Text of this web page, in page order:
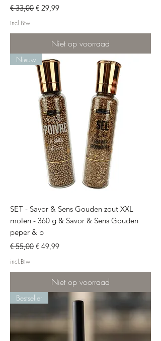
Normale prijs
€ 33,00 Verkoopprijs
€ 29,99
incl.Btw
Niet op voorraad
Nieuw
SET - Savor & Sens Gouden zout XXL
molen - 360 g & Savor & Sens Gouden
peper & b
Normale prijs
€ 55,00 Verkoopprijs
€ 49,99
incl.Btw
Niet op voorraad
Bestseller